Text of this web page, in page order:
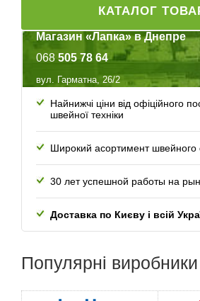
КАТАЛОГ
Магазин «Лапка» в Днепре
068 505 78 64
вул. Гарматна, 26/2
Найнижчі ціни від офіційного
швейної техніки
Широкий асортимент швейного
30 лет успешной работы на
Доставка по Києву і всій
Популярні виробники